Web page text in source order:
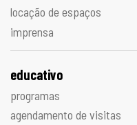
locação de espaços
imprensa
educativo
programas
agendamento de visitas